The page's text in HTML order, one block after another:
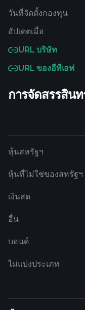
วันที่จัดตั้งกองทุน
อัปเดตเมื่อ
URL บริษัท
URL ของอีทีเอฟ
การจัดสรรสิน
หุ้นสหรัฐฯ
หุ้นที่ไม่ใช่ของสหรัฐฯ
เงินสด
อื่น
บอนด์
ไม่แบ่งประเภท